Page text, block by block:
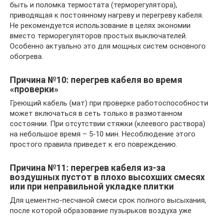
быть и поломка термостата (терморегулятора),
приводящая к постоянному нагреву и перегреву кабеля.
Не рекомендуется использование в целях экономии
вместо терморегуляторов простых выключателей.
Особенно актуально это для мощных систем основного
обогрева.
Причина №10: перегрев кабеля во время
«проверки»
Греющий кабель (мат) при проверке работоспособности
может включаться в сеть только в размотанном
состоянии. При отсутствии стяжки (клеевого раствора)
на небольшое время – 5-10 мин. Несоблюдение этого
простого правила приведет к его повреждению.
Причина №11: перегрев кабеля из-за
воздушных пустот в плохо высохших смесях
или при неправильной укладке плитки
Для цементно-песчаной смеси срок полного высыхания,
после которой образование пузырьков воздуха уже